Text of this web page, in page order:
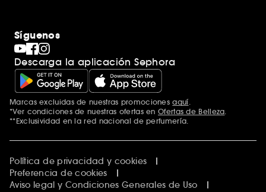
Síguenos
Descarga la aplicación Sephora
Marcas excluidas de nuestras promocionesaquí
*Ver condiciones de nuestras ofertas en Ofertas de Belleza
**Exclusividad en la red nacional de perfumería.
Política de privacidad y cookies
Preferencia de cookies
Aviso legal y Condiciones Generales de Uso